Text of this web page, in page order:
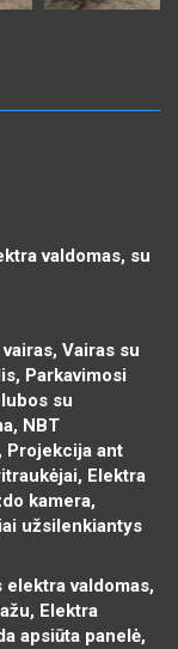
valdomas, su
Vairas su
Parkavimosi
su
NBT
Projekcija ant
Elektra
kamera,
užsilenkiantys
valdomas,
Elektra
apsiūta panelė,